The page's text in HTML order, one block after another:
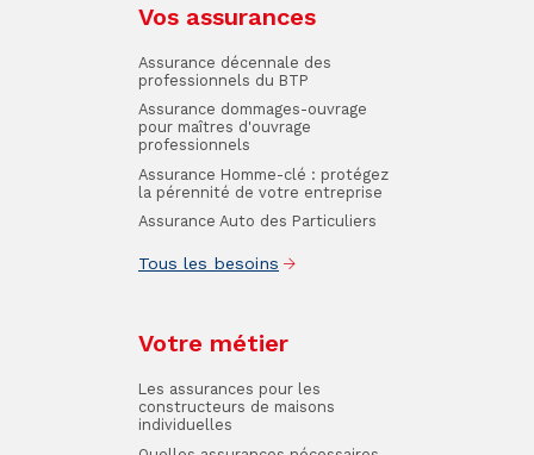
Vos assurances
Assurance décennale des
professionnels du BTP
Assurance dommages-ouvrage
pour maîtres d'ouvrage
professionnels
Assurance Homme-clé : protégez
la pérennité de votre entreprise
Assurance Auto des Particuliers
Tous les besoins
Votre métier
Les assurances pour les
constructeurs de maisons
individuelles